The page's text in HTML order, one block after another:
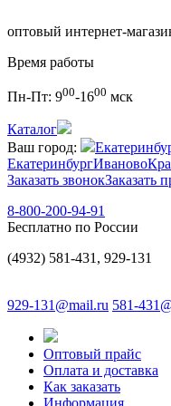
оптовый интернет-
Время работы
Пн-Пт: 900-1600 мск
Каталог
Ваш город:
ЕкатеринбургИваново
Заказать звонокЗаказать
8-800-200-94-91
Бесплатно по России
(4932) 581-431, 929-131
929-131@mail.ru 581-
Оптовый прайс
Оплата и доставка
Как заказать